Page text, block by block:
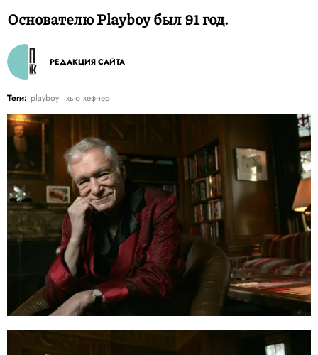
Основателю Playboy был 91 год.
РЕДАКЦИЯ САЙТА
Теги: playboy хью хефнер